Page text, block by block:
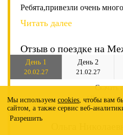
Ребята,привезли очень
Читать далее
Отзыв о поездке на
фестиваль детского и
творчества «Время
День 1
20.02.27
Скачать
(Программа
День 1
20.02.27
День 2
21.02.27
Скачать
( Программа
Мы используем cookies, чтобы вам
сайтом, а также сервис веб-
Разрешить